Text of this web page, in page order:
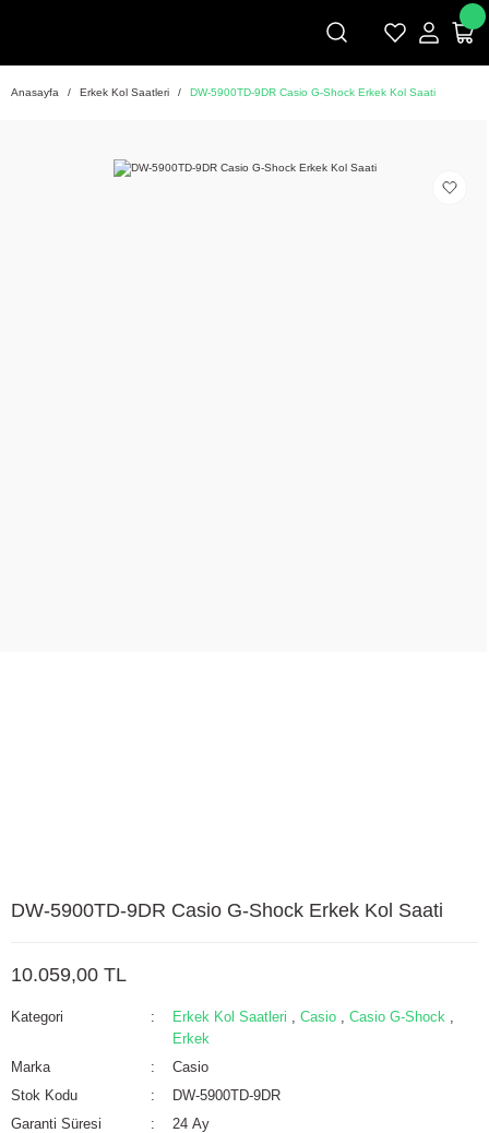
Anasayfa Erkek Kol Saatleri DW-5900TD-9DR Casio G-Shock Erkek Kol Saati
DW-5900TD-9DR Casio G-Shock Erkek Kol Saati
10.059,00 TL
Kategori Erkek Kol Saatleri ,Casio ,Casio G-Shock ,
Erkek
Marka
Casio
Stok Kodu
DW-5900TD-9DR
Garanti Süresi
24 Ay